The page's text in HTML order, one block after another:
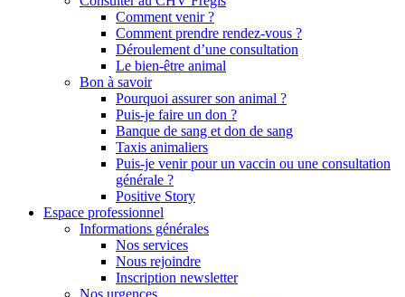
Comment venir ?
Comment prendre rendez-vous ?
Déroulement d’une consultation
Le bien-être animal
Bon à savoir
Pourquoi assurer son animal ?
Puis-je faire un don ?
Banque de sang et don de sang
Taxis animaliers
Puis-je venir pour un vaccin ou une consultation
générale ?
Positive Story
Espace professionnel
Informations générales
Nos services
Nous rejoindre
Inscription newsletter
Nos urgences